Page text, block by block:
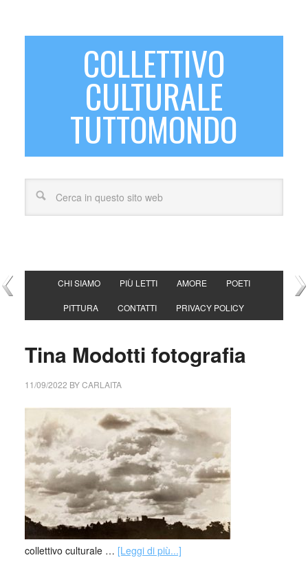
COLLETTIVO
CULTURALE
TUTTOMONDO
CHI SIAMO PIÙ LETTI AMORE POETI
PITTURA CONTATTI PRIVACY POLICY
Tina Modotti fotografia
11/09/2022 BYCARLAITA
collettivo culturale … [Leggi di più...]